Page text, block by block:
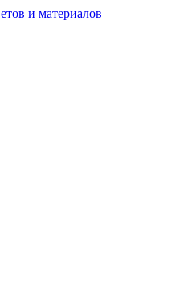
и материалов